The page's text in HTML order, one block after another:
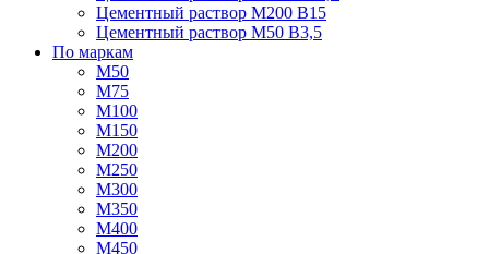
Цементный раствор М200 В15
Цементный раствор М50 В3,5
По маркам
М50
М75
М100
М150
М200
М250
М300
М350
М400
М450